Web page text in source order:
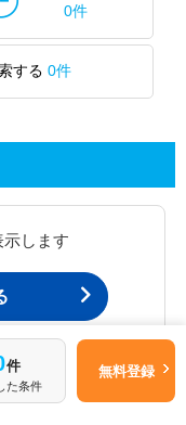
0件
する 0件
します
件
た条件
無料登録